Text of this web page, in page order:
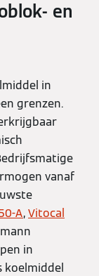
en
in
grenzen.
vanaf
A,Vitocal
in